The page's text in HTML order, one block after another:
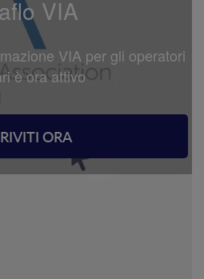
VIA
VIA per gli operatori
è ora attivo
ORA